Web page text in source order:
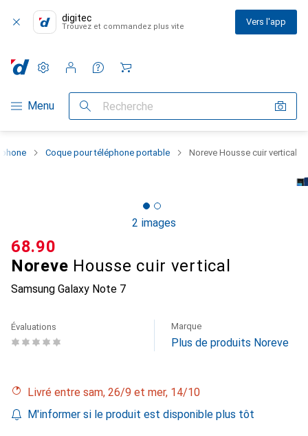
digitec
Trouvez et commandez plus vite Vers l'app
Navigation par catégorie
Menu Recherche
Paramètres
Compte client
Listes de comparaison
Listes d'envies
Panier
Coque pour téléphone portable Noreve Housse cuir vertical
2 images
Noreve Housse cuir vertical
Samsung Galaxy Note 7
CHF
68.90
Évaluations Marque
Plus de produits Noreve
Livré entre sam, 26/9 et mer, 14/10
M'informer si le produit est disponible plus tôt